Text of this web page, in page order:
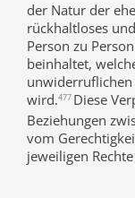
der Natur der
rückhaltloses
Person zu
beinhaltet,
unwiderruflichen
wird.477 Diese
Beziehungen
vom
jeweiligen